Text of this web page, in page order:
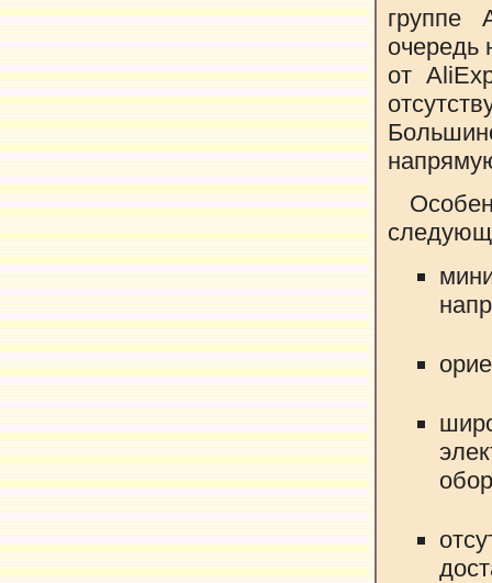
группе
очередь
от